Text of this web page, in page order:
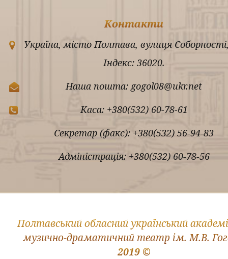
Контакти
Україна, місто Полтава, вулиця
Індекс: 36020.
Наша пошта: gogol08@ukr.net
Каса: +380(532) 60-78-61
Секретар (факс): +380(532) 56-94-83
Адміністрація: +380(532) 60-78-56
2019 ©
Полтавський обласний український
музично-драматичний театр ім. М.В.